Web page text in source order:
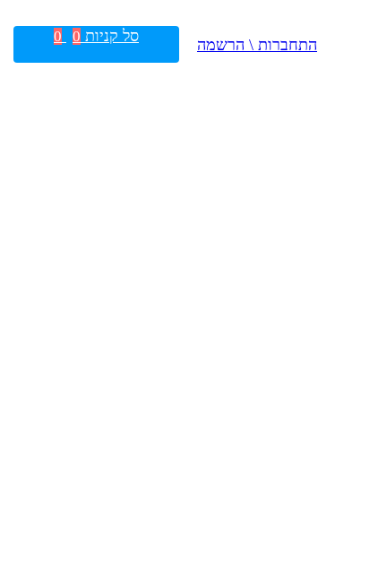
התחברות \ הרשמה סל קניות 0
0